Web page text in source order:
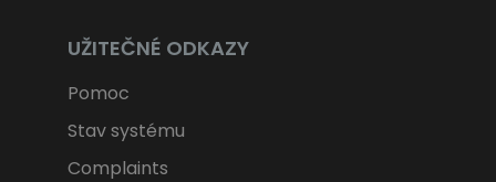
UŽITEČNÉ ODKAZY
Pomoc
Stav systému
Complaints